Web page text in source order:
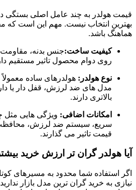
قیمت هولدر به چند عامل اصلی بستگی
بهترین انتخاب نیست. مهم این است که
هماهنگ باشد.
کیفیت ساخت:جنس بدنه،
روی دوام محصول تاثیر مستقیم
نوع هولدر: هولدرهای ساده معمولاً
مدل های ضد لرزش، قفل دار یا
بالاتری دارند.
امکانات اضافی:
سریع، سیستم ضد لرزش،
قیمت تاثیر می گذارند.
آیا هولدر گران تر ارزش خرید
اگر استفاده شما محدود به مسیرهای
نیازی به خرید گران ترین مدل بازار